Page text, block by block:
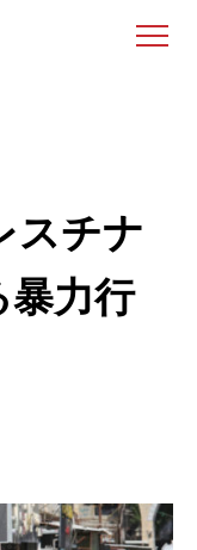
スチナ
暴力行